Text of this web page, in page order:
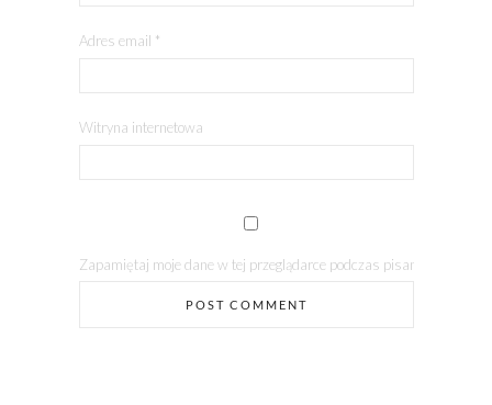
Adres email *
Witryna internetowa
Zapamiętaj moje dane w tej przeglądarce podczas pisania kolejnych